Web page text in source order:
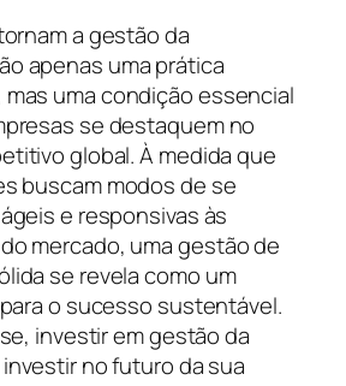
a gestão da
apenas uma prática
uma condição essencial
se destaquem no
global. À medida que
buscam modos de se
e responsivas às
mercado, uma gestão de
se revela como um
o sucesso sustentável.
investir em gestão da
no futuro da sua